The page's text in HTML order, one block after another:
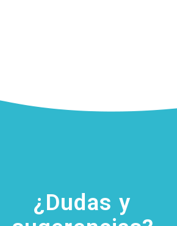
¿Dudas y